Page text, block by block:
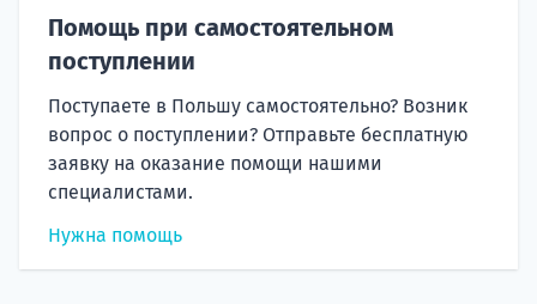
Помощь при самостоятельном
поступлении
Поступаете в Польшу самостоятельно? Возник
вопрос о поступлении? Отправьте бесплатную
заявку на оказание помощи нашими
специалистами.
Нужна помощь